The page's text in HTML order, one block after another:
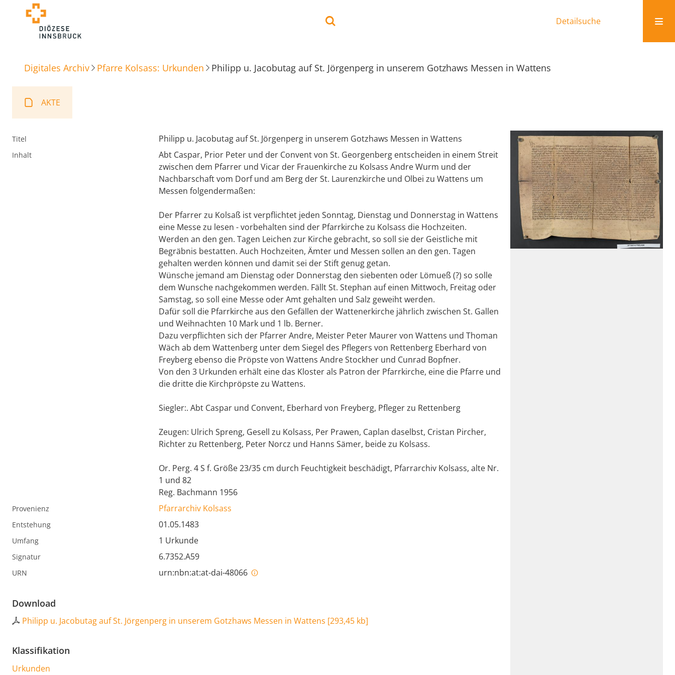
Detailsuche
Digitales Archiv Pfarre Kolsass: Urkunden Philipp u. Jacobutag auf St. Jörgenperg in unserem Gotzhaws Messen in Wattens
AKTE
Titel Philipp u. Jacobutag auf St. Jörgenperg in unserem Gotzhaws Messen in Wattens
Inhalt
Abt Caspar, Prior Peter und der Convent von St. Georgenberg entscheiden in einem Streit
zwischen dem Pfarrer und Vicar der Frauenkirche zu Kolsass Andre Wurm und der
Nachbarschaft vom Dorf und am Berg der St. Laurenzkirche und Olbei zu Wattens um
Messen folgendermaßen:
Der Pfarrer zu Kolsaß ist verpflichtet jeden Sonntag, Dienstag und Donnerstag in Wattens
eine Messe zu lesen - vorbehalten sind der Pfarrkirche zu Kolsass die Hochzeiten.
Werden an den gen. Tagen Leichen zur Kirche gebracht, so soll sie der Geistliche mit
Begräbnis bestatten. Auch Hochzeiten, Ämter und Messen sollen an den gen. Tagen
gehalten werden können und damit sei der Stift genug getan.
Wünsche jemand am Dienstag oder Donnerstag den siebenten oder Lömueß (?) so solle
dem Wunsche nachgekommen werden. Fällt St. Stephan auf einen Mittwoch, Freitag oder
Samstag, so soll eine Messe oder Amt gehalten und Salz geweiht werden.
Dafür soll die Pfarrkirche aus den Gefällen der Wattenerkirche jährlich zwischen St. Gallen
und Weihnachten 10 Mark und 1 lb. Berner.
Dazu verpflichten sich der Pfarrer Andre, Meister Peter Maurer von Wattens und Thoman
Wäch ab dem Wattenberg unter dem Siegel des Pflegers von Rettenberg Eberhard von
Freyberg ebenso die Pröpste von Wattens Andre Stockher und Cunrad Bopfner.
Von den 3 Urkunden erhält eine das Kloster als Patron der Pfarrkirche, eine die Pfarre und
die dritte die Kirchpröpste zu Wattens.
Siegler:. Abt Caspar und Convent, Eberhard von Freyberg, Pfleger zu Rettenberg
Zeugen: Ulrich Spreng, Gesell zu Kolsass, Per Prawen, Caplan daselbst, Cristan Pircher,
Richter zu Rettenberg, Peter Norcz und Hanns Sämer, beide zu Kolsass.
Or. Perg. 4 S f. Größe 23/35 cm durch Feuchtigkeit beschädigt, Pfarrarchiv Kolsass, alte Nr.
1 und 82
Reg. Bachmann 1956
Provenienz Pfarrarchiv Kolsass
Entstehung 01.05.1483
Umfang 1 Urkunde
Signatur 6.7352.A59
URN urn:nbn:at:at-dai-48066
Download
Philipp u. Jacobutag auf St. Jörgenperg in unserem Gotzhaws Messen in Wattens [293,45 kb]
Klassifikation
Urkunden